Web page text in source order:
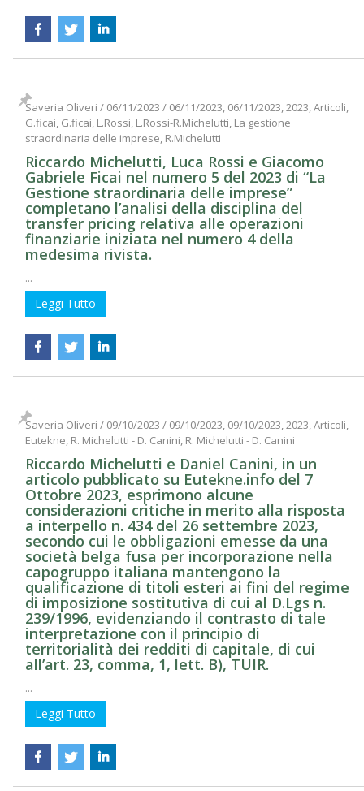
Saveria Oliveri / 06/11/2023 / 06/11/2023, 06/11/2023, 2023, Articoli,
G.ficai, G.ficai, L.Rossi, L.Rossi-R.Michelutti, La gestione
straordinaria delle imprese, R.Michelutti
Riccardo Michelutti, Luca Rossi e Giacomo
Gabriele Ficai nel numero 5 del 2023 di “La
Gestione straordinaria delle imprese”
completano l’analisi della disciplina del
transfer pricing relativa alle operazioni
finanziarie iniziata nel numero 4 della
medesima rivista.
...
Leggi Tutto
Saveria Oliveri / 09/10/2023 / 09/10/2023, 09/10/2023, 2023, Articoli,
Eutekne, R. Michelutti - D. Canini, R. Michelutti - D. Canini
Riccardo Michelutti e Daniel Canini, in un
articolo pubblicato su Eutekne.info del 7
Ottobre 2023, esprimono alcune
considerazioni critiche in merito alla risposta
a interpello n. 434 del 26 settembre 2023,
secondo cui le obbligazioni emesse da una
società belga fusa per incorporazione nella
capogruppo italiana mantengono la
qualificazione di titoli esteri ai fini del regime
di imposizione sostitutiva di cui al D.Lgs n.
239/1996, evidenziando il contrasto di tale
interpretazione con il principio di
territorialità dei redditi di capitale, di cui
all’art. 23, comma, 1, lett. B), TUIR.
...
Leggi Tutto